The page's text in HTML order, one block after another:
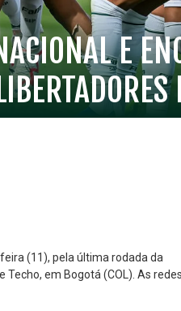
E
(11), pela última rodada da
Techo, em Bogotá (COL). As